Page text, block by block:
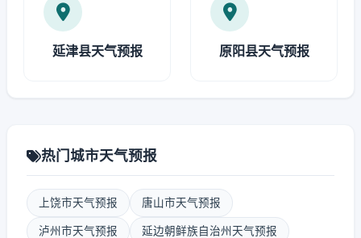
延津县天气预报 原阳县天气预报
热门城市天气预报
上饶市天气预报 唐山市天气预报
泸州市天气预报 延边朝鲜族自治州天气预报